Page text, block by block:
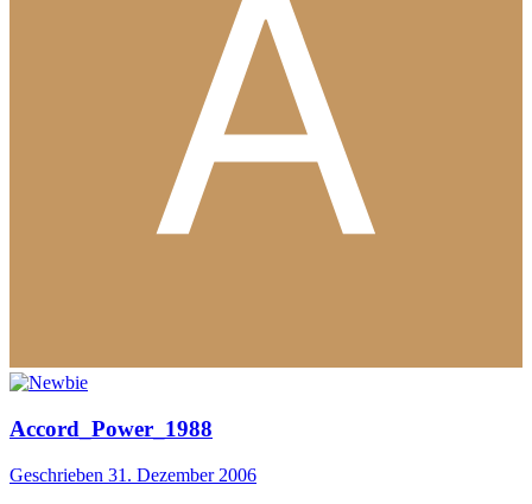
Accord_Power_1988
Geschrieben 31. Dezember 2006